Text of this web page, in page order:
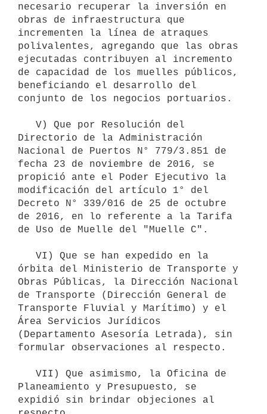
necesario recuperar la inversión en
obras de infraestructura que
incrementen la línea de atraques
polivalentes, agregando que las obras
ejecutadas contribuyen al incremento
de capacidad de los muelles públicos,
beneficiando el desarrollo del
conjunto de los negocios portuarios.
Directorio de la Administración
Nacional de Puertos N° 779/3.851 de
fecha 23 de noviembre de 2016, se
propició ante el Poder Ejecutivo la
modificación del artículo 1° del
Decreto N° 339/016 de 25 de octubre
de 2016, en lo referente a la Tarifa
de Uso de Muelle del "Muelle C".
órbita del Ministerio de Transporte y
Obras Públicas, la Dirección Nacional
de Transporte (Dirección General de
Transporte Fluvial y Marítimo) y el
Área Servicios Jurídicos
(Departamento Asesoría Letrada), sin
formular observaciones al respecto.
Planeamiento y Presupuesto, se
expidió sin brindar objeciones al